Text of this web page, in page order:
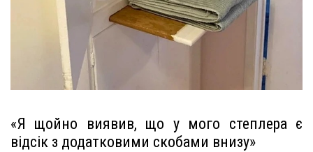
«Я щойно виявив, що у мого степлера є
відсік з додатковими скобами внизу»